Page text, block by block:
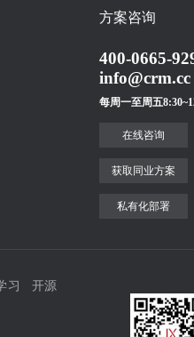
方案咨询
400-0665-
info@crm.cc
每周一至周五
在线咨询
获取同业方案
私有化部署
习
开源